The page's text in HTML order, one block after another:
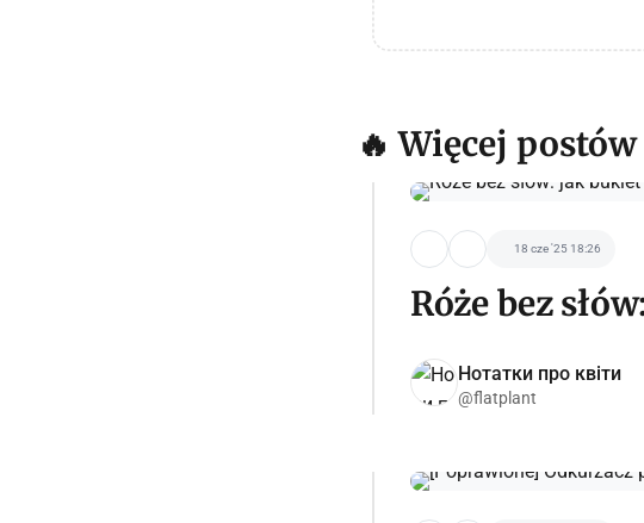
🔥 Więcej postów
18 cze '25 18:26
Róże bez
Нотатки про квіти
@flatplant